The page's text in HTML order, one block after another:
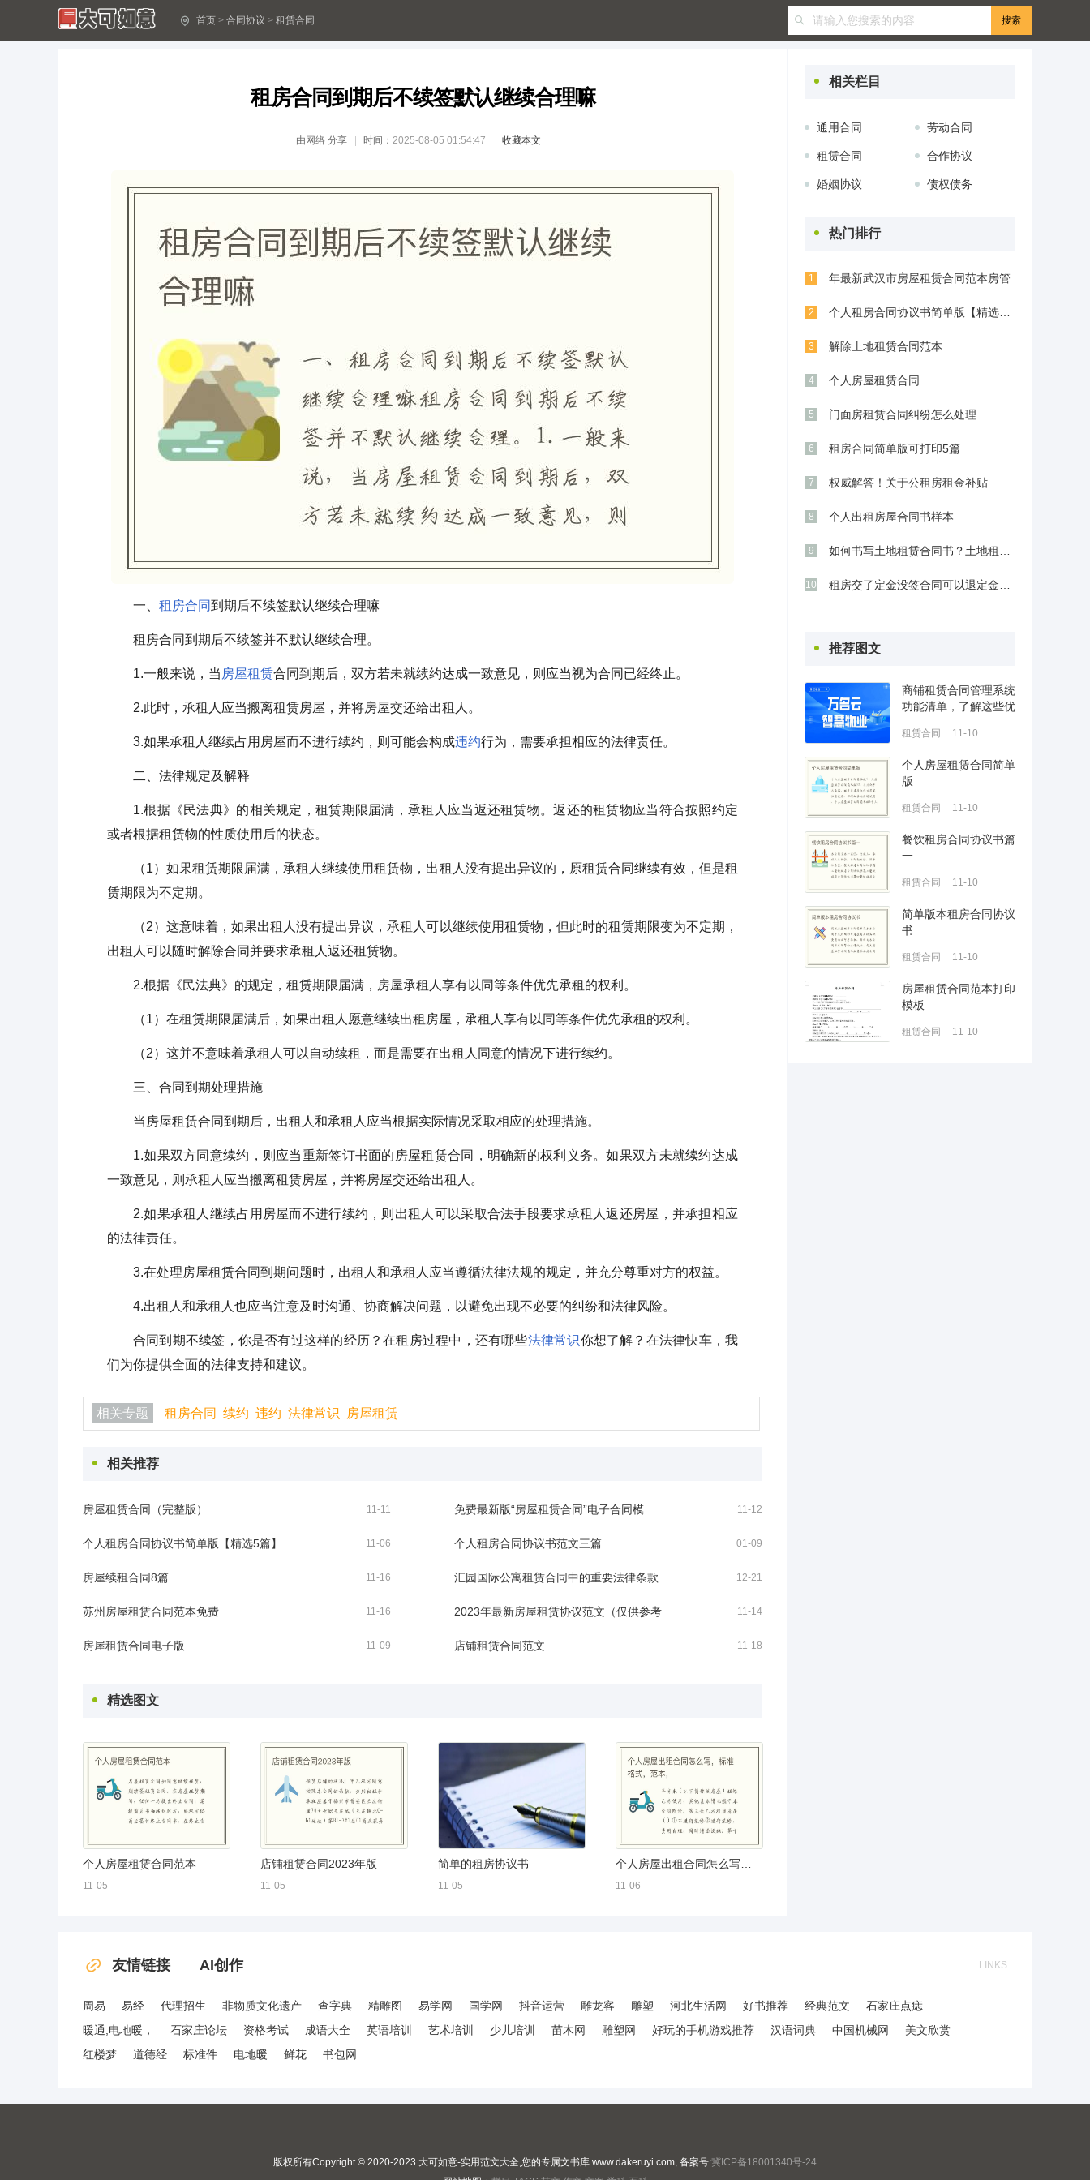
首页 > 合同协议 > 租赁合同
租房合同到期后不续签默认继续合理嘛
由 网络 分享 时间： 2025-08-05 01:54:47 收藏本文
一、 租房合同到期后不续签默认继续合理嘛
租房合同到期后不续签并不默认继续合理。
1.一般来说，当 房屋租赁合同到期后，双方若未就续约达成一致意见，则应当视为合同已经终止。
2.此时，承租人应当搬离租赁房屋，并将房屋交还给出租人。
3.如果承租人继续占用房屋而不进行续约，则可能会构成违约行为，需要承担相应的法律责任。
二、法律规定及解释
1.根据《民法典》的相关规定，租赁期限届满，承租人应当返还租赁物。返还的租赁物应当符合按照约定
或者根据租赁物的性质使用后的状态。
（1）如果租赁期限届满，承租人继续使用租赁物，出租人没有提出异议的，原租赁合同继续有效，但是租
赁期限为不定期。
（2）这意味着，如果出租人没有提出异议，承租人可以继续使用租赁物，但此时的租赁期限变为不定期，
出租人可以随时解除合同并要求承租人返还租赁物。
2.根据《民法典》的规定，租赁期限届满，房屋承租人享有以同等条件优先承租的权利。
（1）在租赁期限届满后，如果出租人愿意继续出租房屋，承租人享有以同等条件优先承租的权利。
（2）这并不意味着承租人可以自动续租，而是需要在出租人同意的情况下进行续约。
三、合同到期处理措施
当房屋租赁合同到期后，出租人和承租人应当根据实际情况采取相应的处理措施。
1.如果双方同意续约，则应当重新签订书面的房屋租赁合同，明确新的权利义务。如果双方未就续约达成
一致意见，则承租人应当搬离租赁房屋，并将房屋交还给出租人。
2.如果承租人继续占用房屋而不进行续约，则出租人可以采取合法手段要求承租人返还房屋，并承担相应
的法律责任。
3.在处理房屋租赁合同到期问题时，出租人和承租人应当遵循法律法规的规定，并充分尊重对方的权益。
4.出租人和承租人也应当注意及时沟通、协商解决问题，以避免出现不必要的纠纷和法律风险。
合同到期不续签，你是否有过这样的经历？在租房过程中，还有哪些法律常识你想了解？在法律快车，我
们为你提供全面的法律支持和建议。
相关专题 租房合同 续约 违约 法律常识 房屋租赁
房屋租赁合同（完整版）
个人租房合同协议书简单版【精选5篇】
苏州房屋租赁合同范本免费
2023年最新房屋租赁协议范文（仅供参考
店铺租赁合同范文
房屋租赁合同（完整版）
个人租房合同协议书简单版【精选5篇】
苏州房屋租赁合同范本免费
2023年最新房屋租赁协议范文（仅供参考
店铺租赁合同范文
相关推荐
房屋租赁合同（完整版） 11-11 免费最新版“房屋租赁合同”电子合同模 11-12
个人租房合同协议书简单版【精选5篇】 11-06 个人租房合同协议书范文三篇 01-09
房屋续租合同8篇 11-16 汇园国际公寓租赁合同中的重要法律条款 12-21
苏州房屋租赁合同范本免费 11-16 2023年最新房屋租赁协议范文（仅供参考 11-14
房屋租赁合同电子版 11-09 店铺租赁合同范文 11-18
精选图文
个人房屋租赁合同范本
11-05
店铺租赁合同2023年版
11-05
简单的租房协议书
11-05 11-06
相关栏目
通用合同 劳动合同
租赁合同 合作协议
婚姻协议 债权债务
热门排行
1 年最新武汉市房屋租赁合同范本房管
2
3 解除土地租赁合同范本
4 个人房屋租赁合同
5 门面房租赁合同纠纷怎么处理
6 租房合同简单版可打印5篇
7 权威解答！关于公租房租金补贴
8 个人出租房屋合同书样本
9
10
推荐图文
商铺租赁合同管理系统
功能清单，了解这些优
租赁合同 11-10
个人房屋租赁合同简单
版
租赁合同 11-10
餐饮租房合同协议书篇
一
租赁合同 11-10
简单版本租房合同协议
书
租赁合同 11-10
房屋租赁合同范本打印
模板
租赁合同 11-10
友情链接 AI创作 LINKS
周易 易经 代理招生 非物质文化遗产 查字典 精雕图 易学网 国学网 抖音运营 雕龙客 雕塑 河北生活网 好书推荐 经典范文
石家庄点痣
暖通,电地暖，
石家庄论坛 资格考试 成语大全 英语培训 艺术培训 少儿培训 苗木网 雕塑网 好玩的手机游戏推荐 汉语词典 中国机械网
美文欣赏
红楼梦
道德经 标准件 电地暖 鲜花 书包网
版权所有Copyright © 2020-2023 大可如意-实用范文大全,您的专属文书库 www.dakeruyi.com, 备案号:冀ICP备18001340号-24